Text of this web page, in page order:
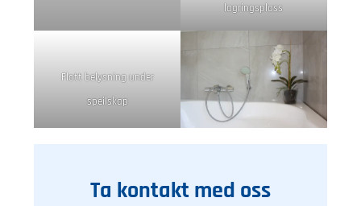
lagringsplass
Flott belysning under
speilskap
Ta kontakt med oss